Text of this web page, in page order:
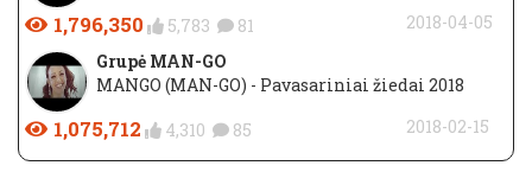
1,796,350 5,783 81
2018-04-05
Grupė MAN-GO
MANGO (MAN-GO) - Pavasariniai žiedai 2018
1,075,712 4,310 85 2018-02-15